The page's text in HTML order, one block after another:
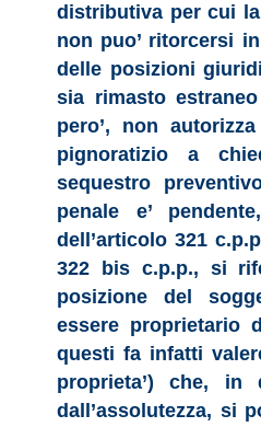
distributiva per cui
non puo’ ritorcersi
delle posizioni
sia rimasto
pero’, non
pignoratizio a
sequestro
penale e’
dell’articolo 321
322 bis c.p.p., si
posizione del
essere proprietario
questi fa infatti
proprieta’) che, in
dall’assolutezza, si